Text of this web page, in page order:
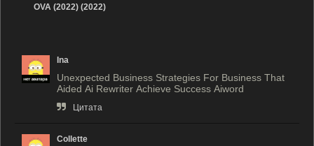
OVA (2022) (2022)
Ina
Unexpected Business Strategies For Business That
Aided Ai Rewriter Achieve Success Aiword
Цитата
Collette